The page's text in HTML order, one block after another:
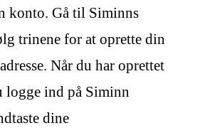
konto. Gå til Siminns
trinene for at oprette din
Når du har oprettet
logge ind på Siminn
dine